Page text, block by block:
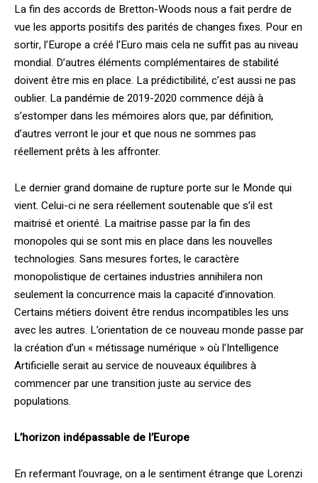
La fin des accords de Bretton-Woods nous a fait perdre de
vue les apports positifs des parités de changes fixes. Pour en
sortir, l’Europe a créé l’Euro mais cela ne suffit pas au niveau
mondial. D’autres éléments complémentaires de stabilité
doivent être mis en place. La prédictibilité, c’est aussi ne pas
oublier. La pandémie de 2019-2020 commence déjà à
s’estomper dans les mémoires alors que, par définition,
d’autres verront le jour et que nous ne sommes pas
réellement prêts à les affronter.
Le dernier grand domaine de rupture porte sur le Monde qui
vient. Celui-ci ne sera réellement soutenable que s’il est
maitrisé et orienté. La maitrise passe par la fin des
monopoles qui se sont mis en place dans les nouvelles
technologies. Sans mesures fortes, le caractère
monopolistique de certaines industries annihilera non
seulement la concurrence mais la capacité d’innovation.
Certains métiers doivent être rendus incompatibles les uns
avec les autres. L’orientation de ce nouveau monde passe par
la création d’un « métissage numérique » où l’Intelligence
Artificielle serait au service de nouveaux équilibres à
commencer par une transition juste au service des
populations.
L’horizon indépassable de l’Europe
En refermant l’ouvrage, on a le sentiment étrange que Lorenzi